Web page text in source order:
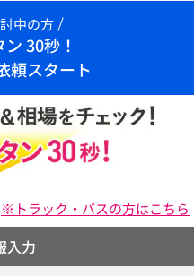
中の方
30秒！
頼スタート
※トラック・バスの方はこちら
入力